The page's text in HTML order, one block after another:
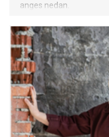
anges nedan.